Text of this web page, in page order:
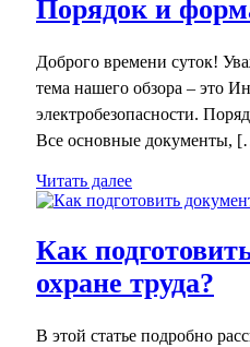
Порядок и
Доброго времени суток!
тема нашего обзора – это
электробезопасности.
Все основные документы,
Читать далее
Как
охране труда?
В этой статье подробно